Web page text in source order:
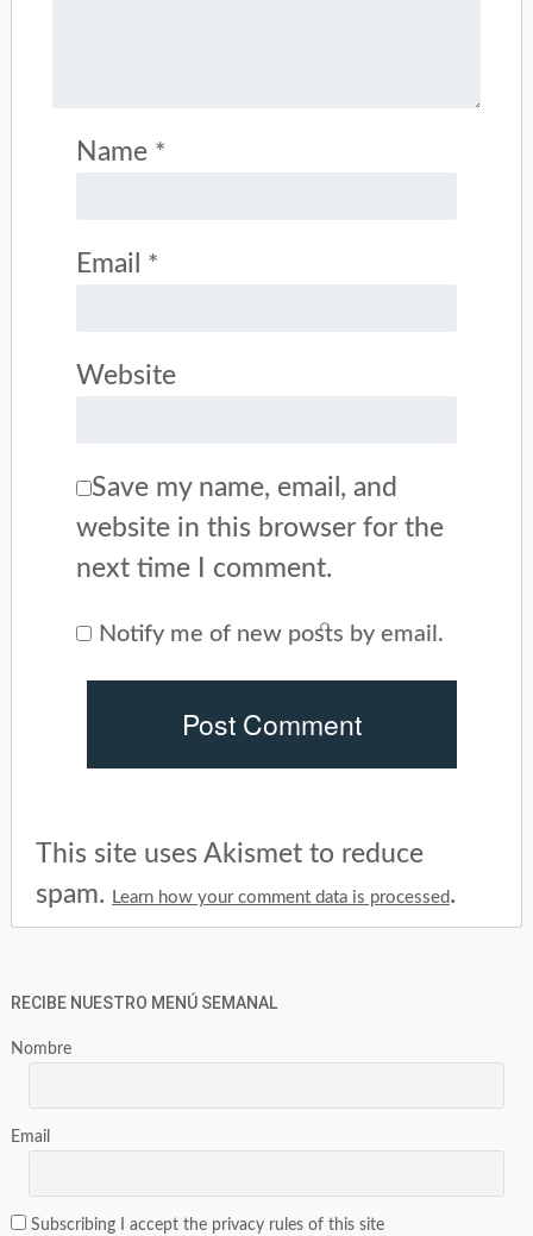
Name *
Email *
Website
Save my name, email, and
website in this browser for the
next time I comment.
Notify me of new posts by email.
This site uses Akismet to reduce
spam.
Learn how your comment data is processed.
RECIBE NUESTRO MENÚ SEMANAL
Nombre
Email
Subscribing I accept the privacy rules of this site